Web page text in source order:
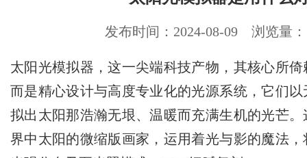
发布时间：2024-08-09 浏览量：
太阳光模拟器，这一尖端科技产物，其核心所
而是精心设计与高度专业化的光源系统，它们
拟出太阳那浩瀚无垠、温暖而充满生机的光芒
界中太阳的微缩版画家，运用着光与影的魔法